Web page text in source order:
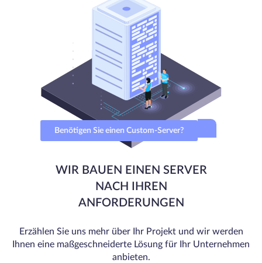
Benötigen Sie einen Custom-Server?
WIR BAUEN EINEN SERVER
NACH IHREN
ANFORDERUNGEN
Erzählen Sie uns mehr über Ihr Projekt und wir werden
Ihnen eine maßgeschneiderte Lösung für Ihr Unternehmen
anbieten.